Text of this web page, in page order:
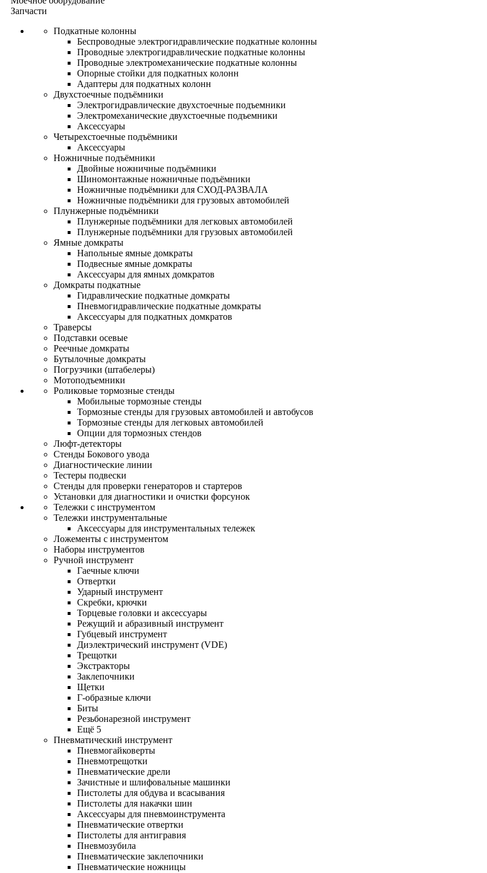
Запчасти
Подкатные колонны
Беспроводные электрогидравлические подкатные колонны
Проводные электрогидравлические подкатные колонны
Проводные электромеханические подкатные колонны
Опорные стойки для подкатных колонн
Адаптеры для подкатных колонн
Двухстоечные подъёмники
Электрогидравлические двухстоечные подъемники
Электромеханические двухстоечные подъемники
Аксессуары
Четырехстоечные подъёмники
Аксессуары
Ножничные подъёмники
Двойные ножничные подъёмники
Шиномонтажные ножничные подъёмники
Ножничные подъёмники для СХОД-РАЗВАЛА
Ножничные подъёмники для грузовых автомобилей
Плунжерные подъёмники
Плунжерные подъёмники для легковых автомобилей
Плунжерные подъёмники для грузовых автомобилей
Ямные домкраты
Напольные ямные домкраты
Подвесные ямные домкраты
Аксессуары для ямных домкратов
Домкраты подкатные
Гидравлические подкатные домкраты
Пневмогидравлические подкатные домкраты
Аксессуары для подкатных домкратов
Траверсы
Подставки осевые
Реечные домкраты
Бутылочные домкраты
Погрузчики (штабелеры)
Мотоподъемники
Роликовые тормозные стенды
Мобильные тормозные стенды
Тормозные стенды для грузовых автомобилей и автобусов
Тормозные стенды для легковых автомобилей
Опции для тормозных стендов
Люфт-детекторы
Стенды Бокового увода
Диагностические линии
Тестеры подвески
Стенды для проверки генераторов и стартеров
Установки для диагностики и очистки форсунок
Тележки с инструментом
Тележки инструментальные
Аксессуары для инструментальных тележек
Ложементы с инструментом
Наборы инструментов
Ручной инструмент
Гаечные ключи
Отвертки
Ударный инструмент
Скребки, крючки
Торцевые головки и аксессуары
Режущий и абразивный инструмент
Губцевый инструмент
Диэлектрический инструмент (VDE)
Трещотки
Экстракторы
Заклепочники
Щетки
Г-образные ключи
Биты
Резьбонарезной инструмент
Ещё 5
Пневматический инструмент
Пневмогайковерты
Пневмотрещотки
Пневматические дрели
Зачистные и шлифовальные машинки
Пистолеты для обдува и всасывания
Пистолеты для накачки шин
Аксессуары для пневмоинструмента
Пневматические отвертки
Пистолеты для антигравия
Пневмозубила
Пневматические заклепочники
Пневматические ножницы